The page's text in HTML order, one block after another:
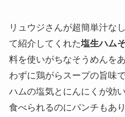
リュウジさんが超簡単汁な
て紹介してくれた塩生ハム
料を使いがちなそうめんを
わずに鶏がらスープの旨味
ハムの塩気とにんにくが効
食べられるのにパンチもあり